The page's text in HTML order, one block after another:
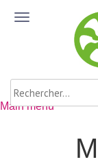
Main menu